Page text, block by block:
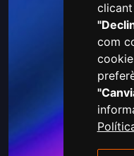
com